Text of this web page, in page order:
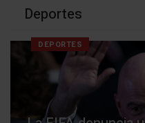
Deportes
DEPORTES